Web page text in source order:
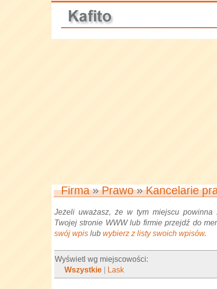
Firma»Prawo»Kancelarie
Jeżeli uważasz, że w tym miejscu powinna
Twojej stronie WWW lub firmie przejdź do
swój wpis lub wybierz z listy swoich wpisów.
Wyświetl wg miejscowości:
Wszystkie | Lask